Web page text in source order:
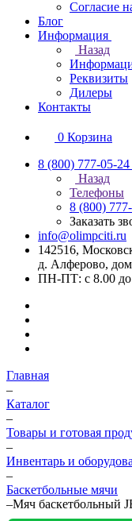
Согласие
Блог
Информация
Назад
Реквизиты
Дилеры
Контакты
0 Корзина
8 (800) 777-05-24
Назад
Телефоны
8 (800)
Заказать
info@olimpciti.ru
142516,
д. Алферово,
ПН-ПТ: с 8.00 до
Главная
–
Каталог
–
Товары и готовая
–
Инвентарь и
–
Баскетбольные мячи
–Мяч баскетбольный